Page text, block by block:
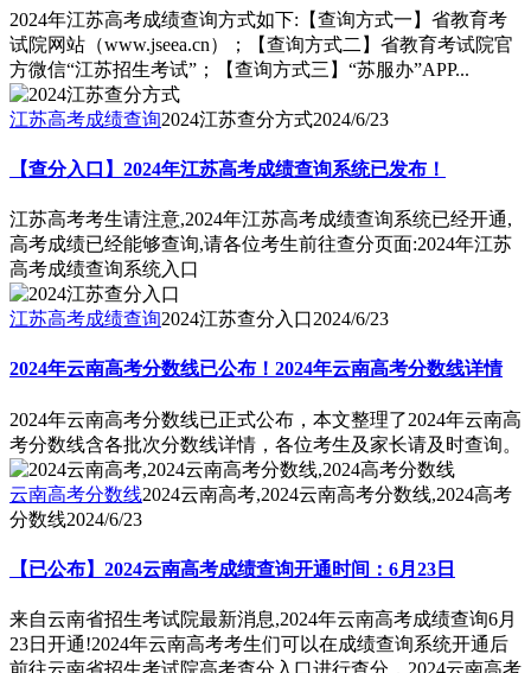
2024年江苏高考成绩查询方式如下:【查询方式一】省教育考
试院网站（www.jseea.cn）；【查询方式二】省教育考试院官
方微信“江苏招生考试”；【查询方式三】“苏服办”APP...
江苏高考成绩查询2024江苏查分方式2024/6/23
【查分入口】2024年江苏高考成绩查询系统已发布！
江苏高考考生请注意,2024年江苏高考成绩查询系统已经开通,
高考成绩已经能够查询,请各位考生前往查分页面:2024年江苏
高考成绩查询系统入口
江苏高考成绩查询2024江苏查分入口2024/6/23
2024年云南高考分数线已公布！2024年云南高考分数线详情
2024年云南高考分数线已正式公布，本文整理了2024年云南高
考分数线含各批次分数线详情，各位考生及家长请及时查询。
云南高考分数线2024云南高考,2024云南高考分数线,2024高考
分数线2024/6/23
【已公布】2024云南高考成绩查询开通时间：6月23日
来自云南省招生考试院最新消息,2024年云南高考成绩查询6月
23日开通!2024年云南高考考生们可以在成绩查询系统开通后